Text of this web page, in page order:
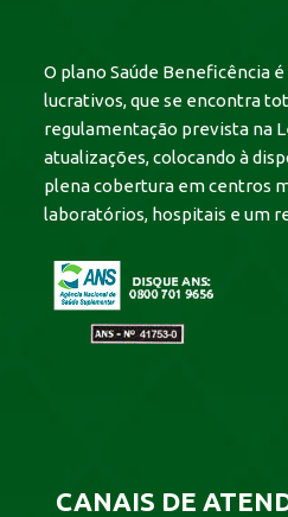
O plano Saúde Beneficência
lucrativos, que se encontra
regulamentação prevista na
atualizações, colocando à
plena cobertura em centros
laboratórios, hospitais e um
CANAIS DE